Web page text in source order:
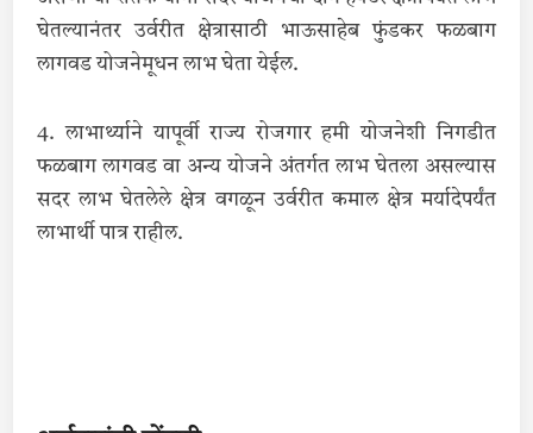
घेतल्यानंतर उर्वरीत क्षेत्रासाठी भाऊसाहेब फुंडकर फळबाग
लागवड योजनेमूधन लाभ घेता येईल.
4. लाभार्थ्याने यापूर्वी राज्य रोजगार हमी योजनेशी निगडीत
फळबाग लागवड वा अन्य योजने अंतर्गत लाभ घेतला असल्यास
सदर लाभ घेतलेले क्षेत्र वगळून उर्वरीत कमाल क्षेत्र मर्यादेपर्यंत
लाभार्थी पात्र राहील.